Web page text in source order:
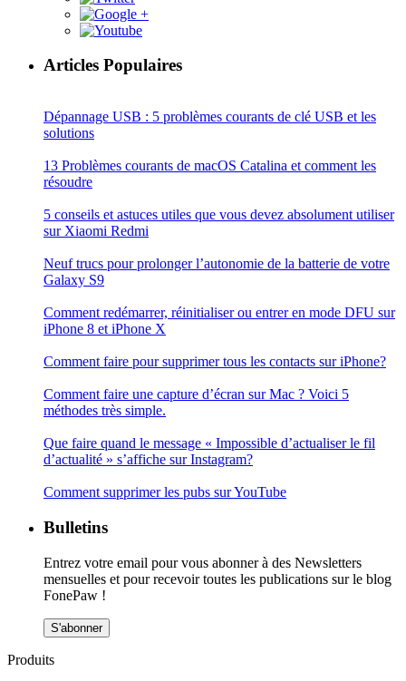
Articles Populaires
Dépannage USB : 5 problèmes courants de clé USB et les
solutions
13 Problèmes courants de macOS Catalina et comment les
résoudre
5 conseils et astuces utiles que vous devez absolument utiliser
sur Xiaomi Redmi
Neuf trucs pour prolonger l’autonomie de la batterie de votre
Galaxy S9
Comment redémarrer, réinitialiser ou entrer en mode DFU sur
iPhone 8 et iPhone X
Comment faire pour supprimer tous les contacts sur iPhone?
Comment faire une capture d’écran sur Mac ? Voici 5
méthodes très simple.
Que faire quand le message « Impossible d’actualiser le fil
d’actualité » s’affiche sur Instagram?
Comment supprimer les pubs sur YouTube
Bulletins
Entrez votre email pour vous abonner à des Newsletters
mensuelles et pour recevoir toutes les publications sur le blog
FonePaw !
S'abonner
Produits